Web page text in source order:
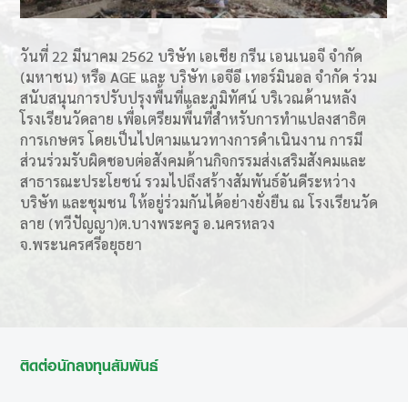
วันที่ 22 มีนาคม 2562 บริษัท เอเชีย กรีน เอนเนอจี จำกัด
(มหาชน) หรือ AGE และ บริษัท เอจีอี เทอร์มินอล จำกัด ร่วม
สนับสนุนการปรับปรุงพื้นที่และภูมิทัศน์ บริเวณด้านหลัง
โรงเรียนวัดลาย เพื่อเตรียมพื้นที่สำหรับการทำแปลงสาธิต
การเกษตร โดยเป็นไปตามแนวทางการดำเนินงาน การมี
ส่วนร่วมรับผิดชอบต่อสังคมด้านกิจกรรมส่งเสริมสังคมและ
สาธารณะประโยชน์ รวมไปถึงสร้างสัมพันธ์อันดีระหว่าง
บริษัท และชุมชน ให้อยู่ร่วมกันได้อย่างยั่งยืน ณ โรงเรียนวัด
ลาย (ทวีปัญญา)ต.บางพระครู อ.นครหลวง
จ.พระนครศรีอยุธยา
ติดต่อนักลงทุนสัมพันธ์